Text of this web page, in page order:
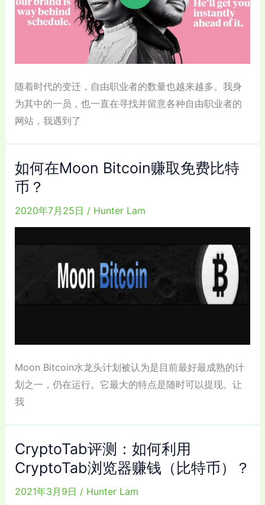
随着时代的变迁，自由职业者的数量也越来越多。我身
为其中的一员，也一直在寻找并留意各种自由职业者的
网站，我遇到了
如何在Moon Bitcoin赚取免费比特
币？
2020年7月25日 / Hunter Lam
Moon Bitcoin水龙头计划被认为是目前最好最成熟的计
划之一，仍在运行。它最大的特点是随时可以提现。让
我
CryptoTab评测：如何利用
CryptoTab浏览器赚钱（比特币）？
2021年3月9日 / Hunter Lam